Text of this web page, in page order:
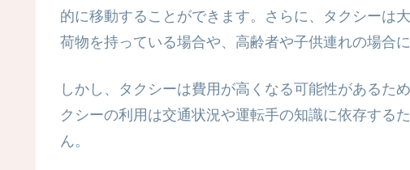
的に移動することができます。さらに、タクシーは
荷物を持っている場合や、高齢者や子供連れの場合
しかし、タクシーは費用が高くなる可能性があるた
クシーの利用は交通状況や運転手の知識に依存する
ん。